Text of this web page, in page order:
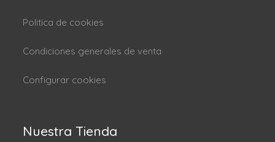
Politica de cookies
Condiciones generales de venta
Configurar cookies
Nuestra Tienda